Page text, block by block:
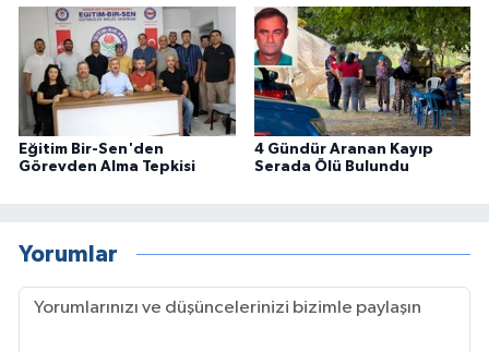
Eğitim Bir-Sen'den
Görevden Alma Tepkisi
4 Gündür Aranan Kayıp
Serada Ölü Bulundu
Yorumlar